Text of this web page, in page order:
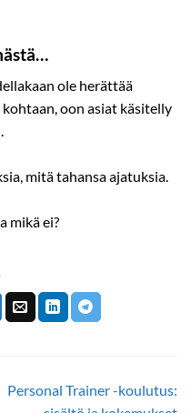
ole herättää
oon asiat käsitelly
mitä tahansa ajatuksia.
mikä ei?
Personal Trainer -koulutus: